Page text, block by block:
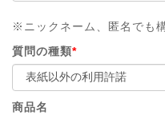
※ニックネーム、匿名でも
質問の種類*
商品名